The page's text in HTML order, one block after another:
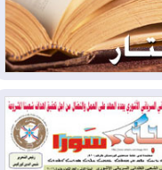
وعمّان تحذران بغداد:
العراق سيواجه برد
الولايات المتحدة
شن ضربات على إيران
الولايات المتحدة تسحب
من أربيل